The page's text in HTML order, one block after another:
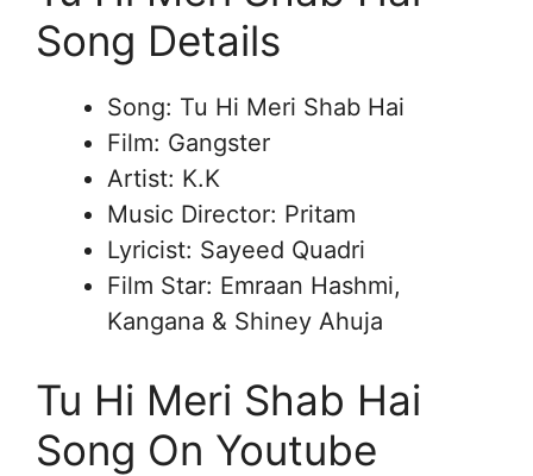
Song Details
Song: Tu Hi Meri Shab Hai
Film: Gangster
Artist: K.K
Music Director: Pritam
Lyricist: Sayeed Quadri
Film Star: Emraan Hashmi,
Kangana & Shiney Ahuja
Tu Hi Meri Shab Hai
Song On Youtube